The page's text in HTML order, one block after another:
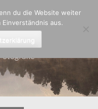
du die Website weiter
aus.